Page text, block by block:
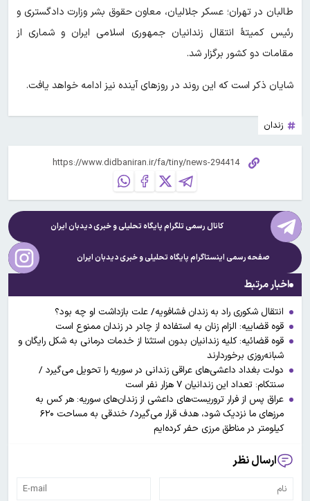
طالبان در تهران؛ عسکر جلالیان، معاون حقوق بشر وزارت دادگستری و
رئیس کمیتهٔ انتقال زندانیان جمهوری اسلامی ایران و شماری از
مقامات دو کشور برگزار شد.
شایان ذکر است که این روند در روزهای آینده نیز ادامه خواهد یافت.
زندان
کانال رسمی تلگرام پایگاه تحلیلی و خبریدیدبان ایران
صفحه رسمی اینستاگرام پایگاه تحلیلی و خبریدیدبان ایران
اخبار مرتبط
انتقال شکوری راد به زندان فشافویه/ علت بازداشت او چه بود؟
قوه قضاییه: الزام زنان به استفاده از چادر در زندان ممنوع است
قوه قضائیه: کلیه زندانیان بدون استثنا از خدمات درمانی به شکل رایگان و
شبانه‌روزی برخوردارند
دولت بغداد داعشی‌های عراقی زندانی در سوریه را تحویل می‌گیرد /
سنتکام: تعداد این زندانیان ۷ هزار نفر است
عراق پس از فرار تروریست‌های داعشی از زندان‌های سوریه: هر کس به
مرزهای ما نزدیک شود، هدف قرار می‌گیرد/ خندقی به مساحت ۶۲۰
کیلومتر در مناطق مرزی حفر کرده‌ایم
ارسال نظر